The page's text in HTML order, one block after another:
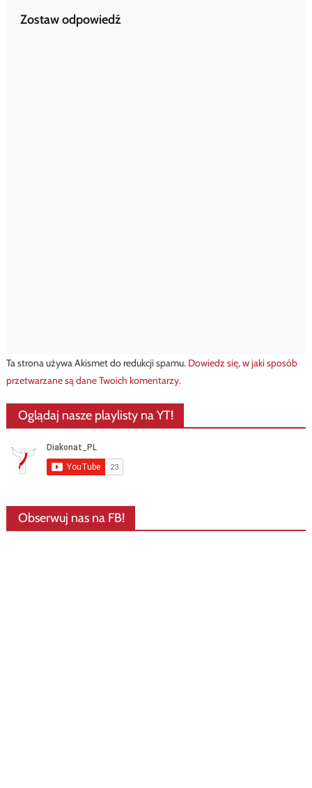
Zostaw odpowiedź
Ta strona używa Akismet do redukcji spamu. Dowiedz się, w jaki sposób
przetwarzane są dane Twoich komentarzy.
Oglądaj nasze playlisty na YT!
Obserwuj nas na FB!